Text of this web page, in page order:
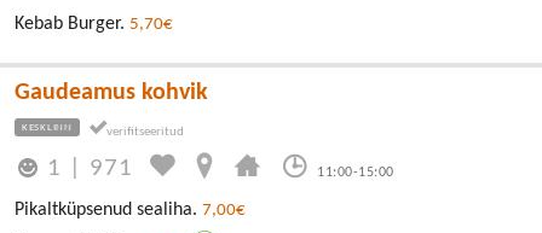
Kebab Burger. 5,70€
Gaudeamus kohvik
KESKLINN
1 971 11:00-15:00
Pikaltküpsenud sealiha. 7,00€